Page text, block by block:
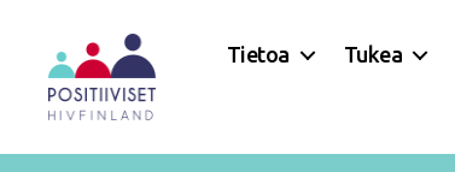
ry
Tietoa Tukea